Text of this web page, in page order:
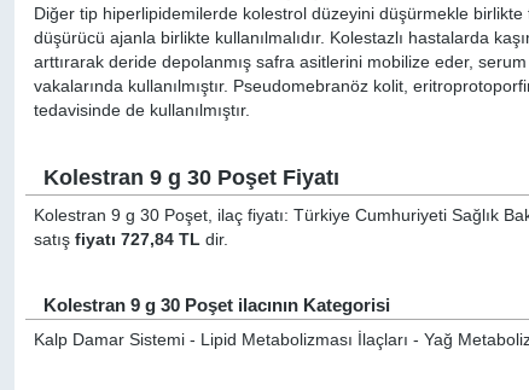
Diğer tip hiperlipidemilerde kolestrol düzeyini düşürmekle
düşürücü ajanla birlikte kullanılmalıdır. Kolestazlı hastalarda
arttırarak deride depolanmış safra asitlerini mobilize eder,
vakalarında kullanılmıştır. Pseudomebranöz kolit,
tedavisinde de kullanılmıştır.
Kolestran 9 g 30 Poşet Fiyatı
Kolestran 9 g 30 Poşet, ilaç fiyatı: Türkiye Cumhuriyeti Sağlık
satışfiyatı 727,84 TL dir.
Kolestran 9 g 30 Poşet ilacının Kategorisi
Kalp Damar Sistemi - Lipid Metabolizması İlaçları - Yağ